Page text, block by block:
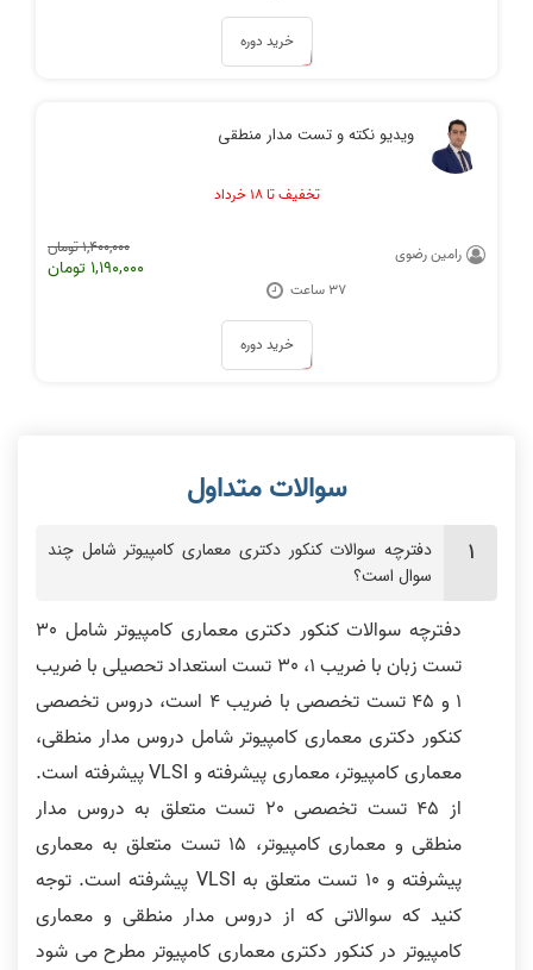
خرید دوره
ویدیو نکته و تست مدار منطقی
تخفیف تا ۱۸ خرداد
1,400,000 تومان
1,190,000 تومان
رامین رضوی
۳۷ ساعت
خرید دوره
دفترچه سوالات کنکور دکتری معماری کامپیوتر شامل چند
سوال است؟
دفترچه سوالات کنکور دکتری معماری کامپیوتر شامل 30
تست زبان با ضریب 1، 30 تست استعداد تحصیلی با ضریب
1 و 45 تست تخصصی با ضریب 4 است، دروس تخصصی
کنکور دکتری معماری کامپیوتر شامل دروس مدار منطقی،
معماری کامپیوتر، معماری پیشرفته و VLSI پیشرفته است.
از 45 تست تخصصی 20 تست متعلق به دروس مدار
منطقی و معماری کامپیوتر، 15 تست متعلق به معماری
پیشرفته و 10 تست متعلق به VLSI پیشرفته است. توجه
کنید که سوالاتی که از دروس مدار منطقی و معماری
کامپیوتر در کنکور دکتری معماری کامپیوتر مطرح می شود